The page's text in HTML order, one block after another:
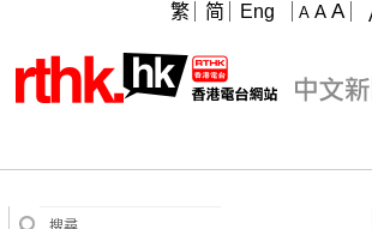
A A A
繁 简 Eng
S